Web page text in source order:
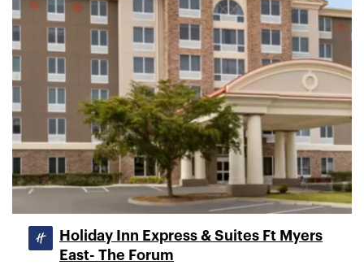
Holiday Inn Express & Suites Ft Myers
East- The Forum